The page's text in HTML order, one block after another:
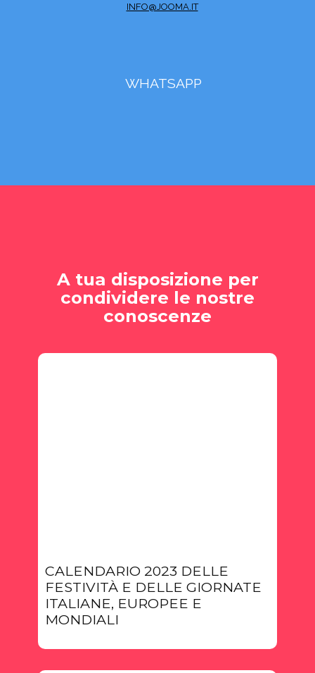
INFO@JOOMA.IT
WHATSAPP
A tua disposizione per
condividere le nostre
conoscenze
CALENDARIO 2023 DELLE
FESTIVITÀ E DELLE GIORNATE
ITALIANE, EUROPEE E
MONDIALI